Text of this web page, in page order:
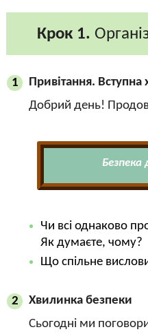
Крок 1.
1
Привітання. Вступна
Добрий день!
Чи всі однаково
Як думаєте, чому?
Що спільне
2
Хвилинка безпеки
Сьогодні ми